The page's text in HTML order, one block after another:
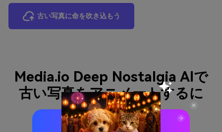
古い写真に命を吹き込もう
Media.io Deep Nostalgia AIで
古い写真をアニメートするに
は？